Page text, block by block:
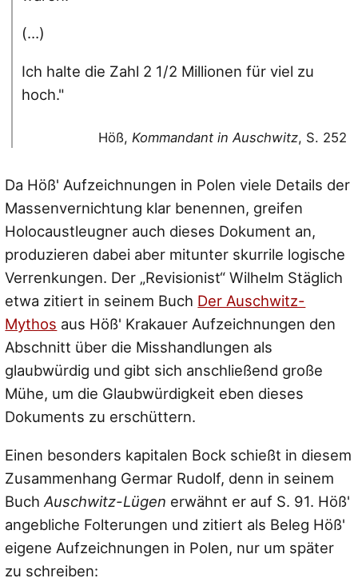
(…)
Ich halte die Zahl 2 1/2 Millionen für viel zu
hoch."
Höß, Kommandant in Auschwitz, S. 252
Da Höß' Aufzeichnungen in Polen viele Details der
Massenvernichtung klar benennen, greifen
Holocaustleugner auch dieses Dokument an,
produzieren dabei aber mitunter skurrile logische
Verrenkungen. Der „Revisionist“ Wilhelm Stäglich
etwa zitiert in seinem Buch Der Auschwitz-
Mythos aus Höß' Krakauer Aufzeichnungen den
Abschnitt über die Misshandlungen als
glaubwürdig und gibt sich anschließend große
Mühe, um die Glaubwürdigkeit eben dieses
Dokuments zu erschüttern.
Einen besonders kapitalen Bock schießt in diesem
Zusammenhang Germar Rudolf, denn in seinem
BuchAuschwitz-Lügen erwähnt er auf S. 91. Höß'
angebliche Folterungen und zitiert als Beleg Höß'
eigene Aufzeichnungen in Polen, nur um später
zu schreiben: